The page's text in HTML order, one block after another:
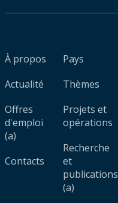
À propos
Actualité
Offres
d'emploi
(a)
Contacts
Pays
Thèmes
Projets et
opérations
Recherche
et
publications
(a)